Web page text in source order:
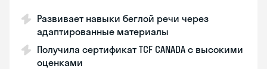
Развивает навыки беглой речи через
адаптированные материалы
Получила сертификат TCF CANADA с высокими
оценками